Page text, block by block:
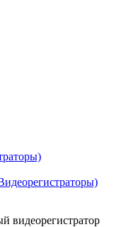
видеорегистратор